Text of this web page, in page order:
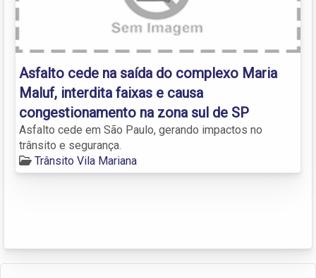
Asfalto cede na saída do complexo Maria
Maluf, interdita faixas e causa
congestionamento na zona sul de SP
Asfalto cede em São Paulo, gerando impactos no
trânsito e segurança.
Trânsito Vila Mariana